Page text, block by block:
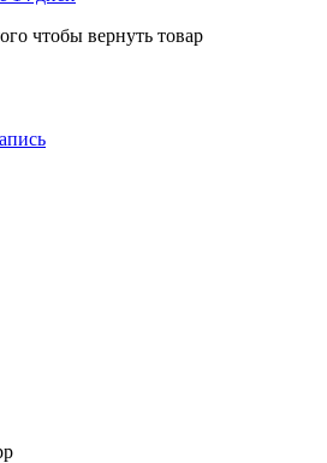
чтобы вернуть товар